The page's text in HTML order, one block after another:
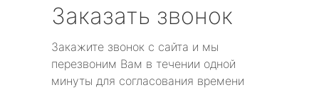
Заказать звонок
Закажите звонок с сайта и мы
перезвоним Вам в течении одной
минуты для согласования времени